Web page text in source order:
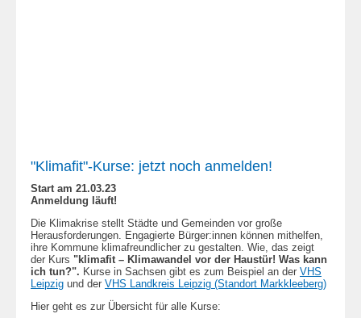
"Klimafit"-Kurse: jetzt noch anmelden!
Start am 21.03.23
Anmeldung läuft!
Die Klimakrise stellt Städte und Gemeinden vor große
Herausforderungen. Engagierte Bürger:innen können mithelfen,
ihre Kommune klimafreundlicher zu gestalten. Wie, das zeigt
der Kurs "klimafit – Klimawandel vor der Haustür! Was kann
ich tun?". Kurse in Sachsen gibt es zum Beispiel an der VHS
Leipzig und der VHS Landkreis Leipzig (Standort Markkleeberg)
Hier geht es zur Übersicht für alle Kurse: